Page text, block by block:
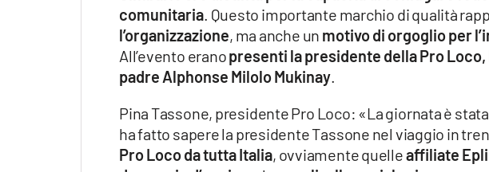
comunitaria. Questo importante marchio di qualità
l’organizzazione, ma anche un motivo di orgoglio per
All’evento eranopresenti la presidente della Pro
padre Alphonse Milolo Mukinay.
Pina Tassone, presidente Pro Loco: «La giornata è
ha fatto sapere la presidente Tassone nel viaggio in
Pro Loco da tutta Italia, ovviamente quelleaffiliate Epli